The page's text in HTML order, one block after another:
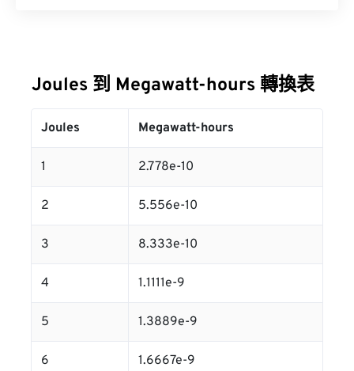
Joules 到 Megawatt-hours 轉換表
Joules Megawatt-hours
1 2.778e-10
2 5.556e-10
3 8.333e-10
4 1.1111e-9
5 1.3889e-9
6 1.6667e-9